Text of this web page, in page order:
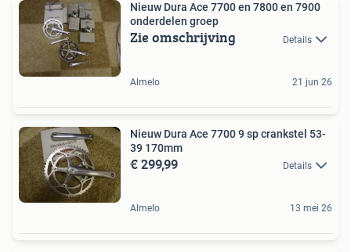
Nieuw Dura Ace 7700 en 7800 en 7900
onderdelen groep
Zie omschrijving Details
Almelo 21 jun 26
Nieuw Dura Ace 7700 9 sp crankstel 53-
39 170mm
€ 299,99 Details
Almelo 13 mei 26